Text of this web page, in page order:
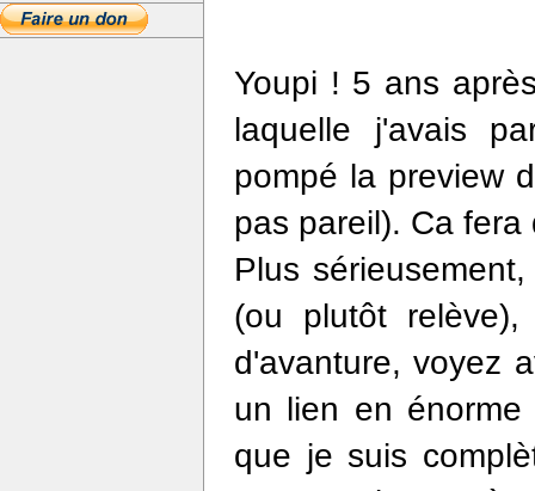
Youpi ! 5 ans
laquelle j'avais
pompé la preview
pas pareil). Ca
Plus
(ou plutôt
d'avanture, voyez
un lien en
que je suis